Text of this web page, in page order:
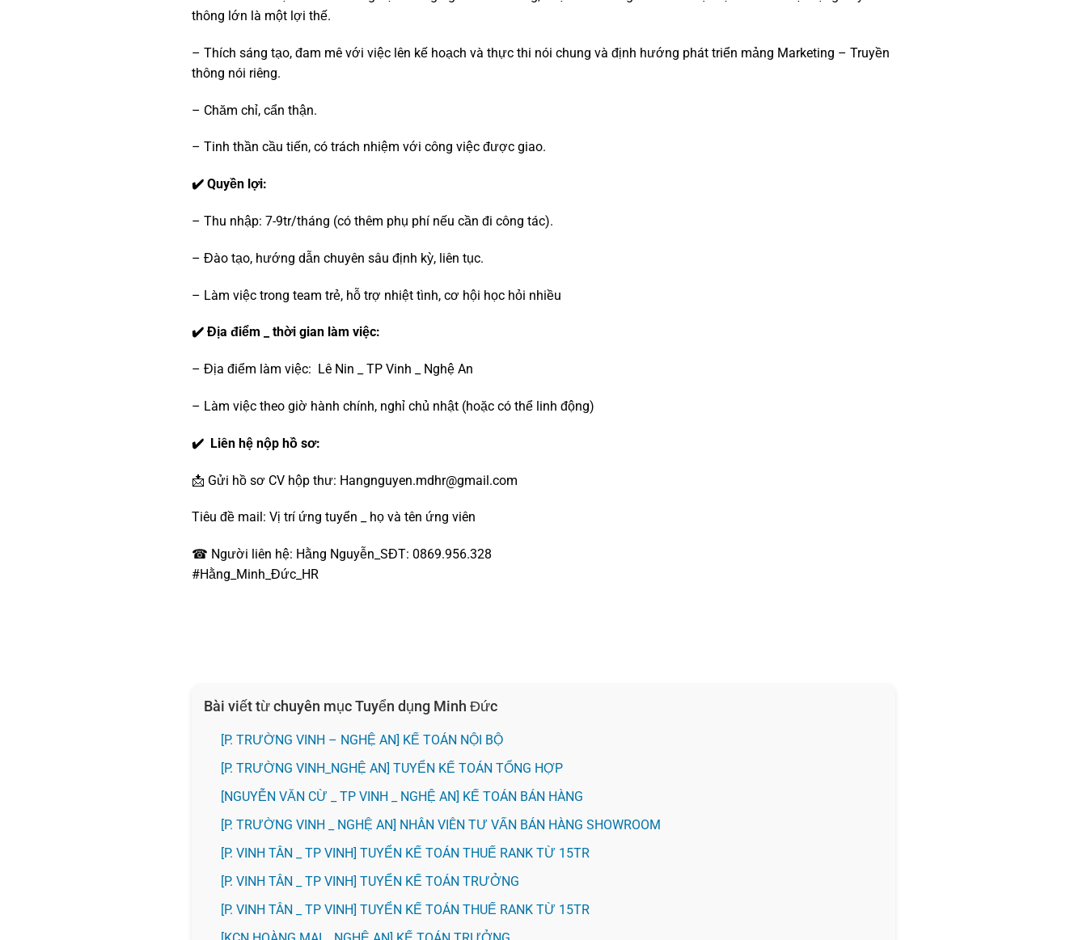
thông lớn là một lợi thế.
– Thích sáng tạo, đam mê với việc lên kế hoạch và thực thi nói chung và định hướng phát triển mảng Marketing – Truyền
thông nói riêng.
– Chăm chỉ, cẩn thận.
– Tinh thần cầu tiến, có trách nhiệm với công việc được giao.
✔️ Quyền lợi:
– Thu nhập: 7-9tr/tháng (có thêm phụ phí nếu cần đi công tác).
– Đào tạo, hướng dẫn chuyên sâu định kỳ, liên tục.
– Làm việc trong team trẻ, hỗ trợ nhiệt tình, cơ hội học hỏi nhiều
✔️ Địa điểm _ thời gian làm việc:
– Địa điểm làm việc: Lê Nin _ TP Vinh _ Nghệ An
– Làm việc theo giờ hành chính, nghỉ chủ nhật (hoặc có thể linh động)
✔️ Liên hệ nộp hồ sơ:
📩 Gửi hồ sơ CV hộp thư: Hangnguyen.mdhr@gmail.com
Tiêu đề mail: Vị trí ứng tuyển _ họ và tên ứng viên
☎ Người liên hệ: Hằng Nguyễn_SĐT: 0869.956.328
#Hằng_Minh_Đức_HR
Bài viết từ chuyên mục Tuyển dụng Minh Đức
[P. TRƯỜNG VINH – NGHỆ AN] KẾ TOÁN NỘI BỘ
[P. TRƯỜNG VINH_NGHỆ AN] TUYỂN KẾ TOÁN TỔNG HỢP
[NGUYỄN VĂN CỪ _ TP VINH _ NGHỆ AN] KẾ TOÁN BÁN HÀNG
[P. TRƯỜNG VINH _ NGHỆ AN] NHÂN VIÊN TƯ VẤN BÁN HÀNG SHOWROOM
[P. VINH TÂN _ TP VINH] TUYỂN KẾ TOÁN THUẾ RANK TỪ 15TR
[P. VINH TÂN _ TP VINH] TUYỂN KẾ TOÁN TRƯỞNG
[P. VINH TÂN _ TP VINH] TUYỂN KẾ TOÁN THUẾ RANK TỪ 15TR